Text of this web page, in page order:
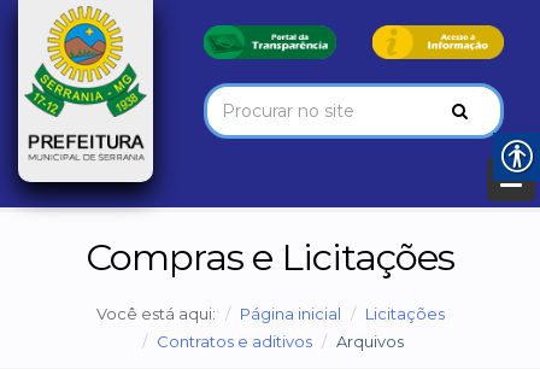
Compras e Licitações
Você está aqui: Página inicial
Licitações
Contratos e aditivos
Arquivos